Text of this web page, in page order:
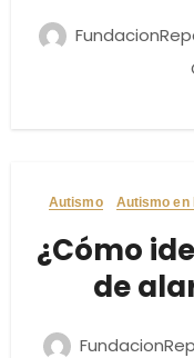
Autismo Autismo en
¿Cómo
de